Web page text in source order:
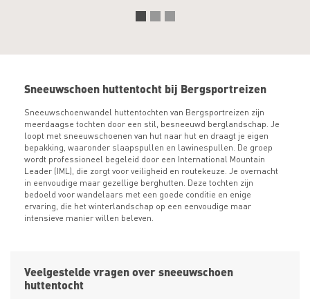
Sneeuwschoen huttentocht bij Bergsportreizen
Sneeuwschoenwandel huttentochten van Bergsportreizen zijn
meerdaagse tochten door een stil, besneeuwd berglandschap. Je
loopt met sneeuwschoenen van hut naar hut en draagt je eigen
bepakking, waaronder slaapspullen en lawinespullen. De groep
wordt professioneel begeleid door een International Mountain
Leader (IML), die zorgt voor veiligheid en routekeuze. Je overnacht
in eenvoudige maar gezellige berghutten. Deze tochten zijn
bedoeld voor wandelaars met een goede conditie en enige
ervaring, die het winterlandschap op een eenvoudige maar
intensieve manier willen beleven.
Veelgestelde vragen over sneeuwschoen
huttentocht